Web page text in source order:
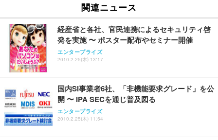
Sezlife オフィスチェア デスクチェア 疲れない テレ
ワーク チェア 強化バックレスト 30度ロッキング機
レスト 3Dヘッドレスト ハンガー付き 高反発クッシ
ョン PCチェア 通気性メッシュ ゲーミング/勉強/事
務用 おしゃれ パソコンチェア (ブラック)
￥7,680
Sezlife オフィスチェア デスクチェア 疲れない テレ
レスト 3Dヘッドレスト ハンガー付き 高反発クッシ
ョン PCチェア 通気性メッシュ ゲーミング/勉強/事
務用 おしゃれ パソコンチェア (ホワイト)
￥7,680
ANDWINT オフィスチェア デスクチェア 肘なし メ
【純正品】27"ゲーミングモニター DualSense 充電
フック付き（CFI-ZDM1J）
￥49,979
【整備済み品】Dell E2724HS 27インチ 液晶モニタ
応 ComfortView ビジネス向け
￥15,800
【MiniLED/24.5inch/280Hz/FHD】GRAPHT THE S
ネオ・ルーライフ ネオ・オムツ L 中型犬用 26枚入
り 単品
￥1,800
Smart Basic(スマートベーシック) 【Amazon.co.jp
￥3,670
アイリスオーヤマ ペットシーツ 超厚型 お徳用 レギ
関連ニュース
経産省と各社、官民連携によるセキュリティ啓
発を実施 〜 ポスター配布やセミナー開催
エンタープライズ
2010.2.25(木) 13:17
国内SI事業者6社、「非機能要求グレード」を公
開 〜 IPA SECを通じ普及図る
エンタープライズ
2010.2.25(木) 11:54